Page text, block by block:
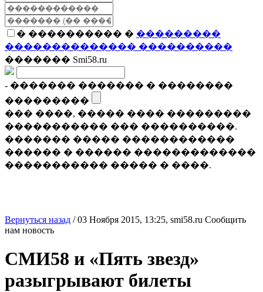
� ���������� � ���������
�������������� ����������
������� Smi58.ru
- ������� ������� � ��������
���������
��� ����, ����� ���� ���������
����������� ��� ����������.
������� ����� ������������
������ � ������ �������������
����������� ����� � ����.
Вернуться назад /03 Ноября 2015, 13:25, smi58.ru Сообщить
нам новость
СМИ58 и «Пять звезд»
разыгрывают билеты